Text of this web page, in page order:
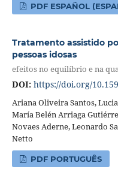
PDF ESPAÑOL
Tratamento assistido
pessoas idosas
efeitos no equilíbrio e na
DOI: https://doi.org/
Ariana Oliveira Santos,
María Belén Arriaga
Novaes Aderne, Leonardo
Netto
PDF PORTUGUÊS